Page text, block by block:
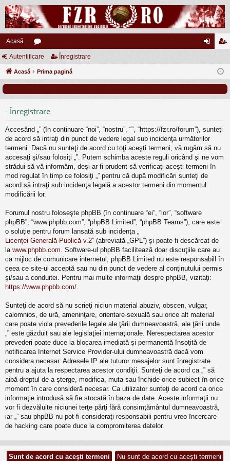
Acasă
or
u eg
Autentificare Înregistrare
Acasă Prima pagină
- Înregistrare
Accesând „” (în continuare “noi”, “nostru”, “”, “https://fzr.ro/forum”), sunteţi
de acord să intraţi din punct de vedere legal sub incidenţa următorilor
termeni. Dacă nu sunteţi de acord cu toţi aceşti termeni, vă rugăm să nu
accesaţi şi/sau folosiţi „”. Putem schimba aceste reguli oricând şi ne vom
strădui să vă informăm, deşi ar fi prudent să verificaţi aceşti termeni în
mod regulat în timp ce folosiţi „” pentru că după modificări sunteţi de
acord să intraţi sub incidenţa legală a acestor termeni din momentul
modificării lor.
Forumul nostru foloseşte phpBB (în continuare “ei”, “lor”, “software
phpBB”, “www.phpbb.com”, “phpBB Limited”, “phpBB Teams”), care este
o soluţie pentru forum lansată sub incidenţa „
Licenţei Generală Publică v.2” (abreviată „GPL”) şi poate fi descărcat de
la www.phpbb.com . Software-ul phpBB facilitează doar discuţiile care au
ca mijloc de comunicare internetul, phpBB Limited nu este responsabill în
ceea ce site-ul acceptă sau nu din punct de vedere al conţinutului permis
şi/sau a conduitei. Pentru mai multe informaţii despre phpBB, vizitaţi:
https://www.phpbb.com/
Sunteţi de acord să nu scrieţi niciun material abuziv, obscen, vulgar,
calomnios, de ură, ameninţare, orientare-sexuală sau orice alt material
care poate viola prevederile legale ale ţării dumneavoastră, ale ţării unde
„” este găzduit sau ale legislaţiei internaţionale. Nerespectarea acestor
prevederi poate duce la blocarea imediată şi permanentă însoţită de
notificarea Internet Service Provider-ului dumneavoastră dacă vom
considera necesar. Adresele IP ale tuturor mesajelor sunt înregistrate
pentru a ajuta la respectarea acestor condiţii. Sunteţi de acord ca „” să
aibă dreptul de a şterge, modifica, muta sau închide orice subiect în orice
moment în care consideră necesar. Ca utilizator sunteţi de acord ca orice
informaţie introdusă să fie stocată în baza de date. Aceste informaţii nu
vor fi dezvăluite niciunei terţe părţi fără consimţământul dumneavoastră,
iar „” sau phpBB nu pot fi consideraţi responsabili pentru vreo încercare
de hacking care poate duce la compromiterea datelor.